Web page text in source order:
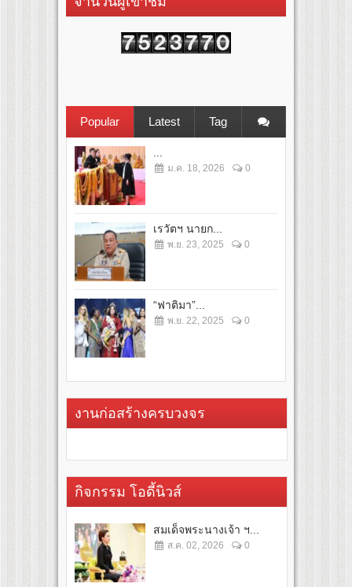
Popular Latest Tag
...
ม.ค. 18, 2026 0
เรวัตฯ นายก...
พ.ย. 23, 2025 0
“ฟาติมา”...
พ.ย. 22, 2025 0
งานก่อสร้างครบวงจร
กิจกรรม โอดี้นิวส์
สมเด็จพระนางเจ้า ฯ...
ส.ค. 02, 2026 0